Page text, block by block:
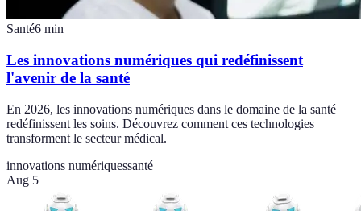
Santé6 min
Les innovations numériques qui redéfinissent
l'avenir de la santé
En 2026, les innovations numériques dans le domaine de la santé
redéfinissent les soins. Découvrez comment ces technologies
transforment le secteur médical.
innovations numériquessanté
Aug 5